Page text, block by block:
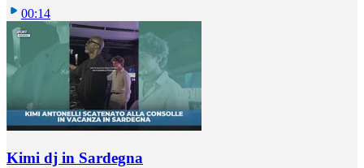
00:14
Kimi dj in Sardegna